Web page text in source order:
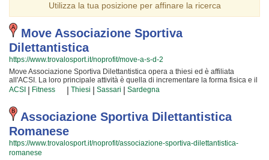
Utilizza la tua posizione per affinare la ricerca
Move Associazione Sportiva
Dilettantistica
https://www.trovalosport.it/noprofit/move-a-s-d-2
Move Associazione Sportiva Dilettantistica opera a thiesi ed è affiliata
all'ACSI. La loro principale attività è quella di incrementare la forma fisica e il
benessere delle persone organizzando corsi sul territorio (anche per
bambini e ragazzi). Le loro lezioni servono a sviluppare le capacità motorie e
fisiche ed a servono a il proprio aspetto fisico per raggiungere una maggior
sicurezza individuale lavorando anche sulla propria autostima. I loro
insegnanti sono i migliori della provincia e si preparano costantemente
partecipando ai corsi {text_aff3} per assicurare la massima tranquillità e
professionalità ai loro iscritti. Il risultato e il divertimento che si producono
facendo aerobica rendono questa attività davvero speciale, per cui, una volta
che avrete iniziato, non potrete più dimenticarla! Cosa aspetti ancora per
ACSI | Fitness | Thiesi | Sassari | Sardegna
Associazione Sportiva Dilettantistica
Romanese
https://www.trovalosport.it/noprofit/associazione-sportiva-dilettantistica-
romanese